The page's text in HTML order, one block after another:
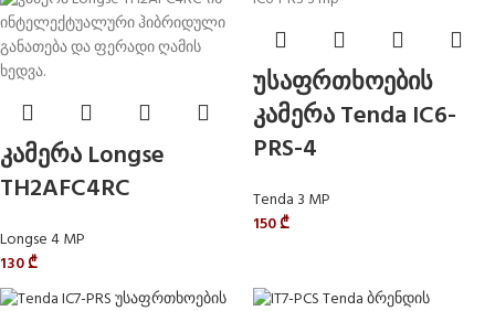
კამერა Longse
TH2AFC4RC
Longse 4 MP
130₾
უსაფრთხოების
კამერა Tenda IC6-
PRS-4
Tenda 3 MP
150₾